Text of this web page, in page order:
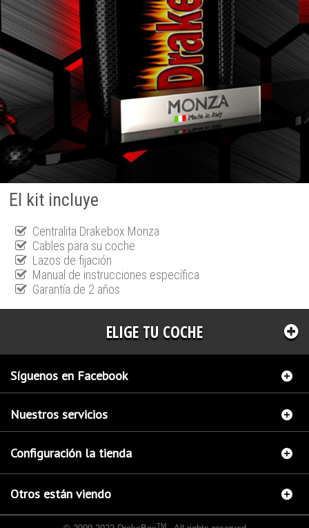
El kit incluye
Centralita Drakebox Monza
Cables para su coche
Lazos de fijación
Manual de instrucciones específica
Garantía de 2 años
ELIGE TU COCHE
Síguenos en Facebook
Nuestros servicios
Configuración la tienda
Otros están viendo
TM